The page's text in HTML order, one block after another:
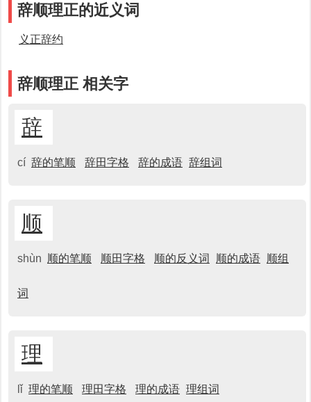
辞顺理正的近义词
义正辞约
辞顺理正 相关字
辞
cí 辞的笔顺 辞田字格 辞的成语 辞组词
顺
shùn 顺的笔顺 顺田字格 顺的反义词 顺的成语 顺组
词
理
lǐ 理的笔顺 理田字格 理的成语 理组词